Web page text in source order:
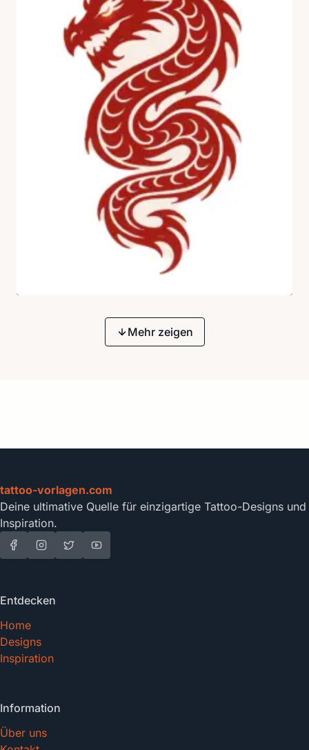
Mehr zeigen
tattoo-vorlagen.com
Deine ultimative Quelle für einzigartige Tattoo-Designs und
Inspiration.
Entdecken
Home
Designs
Inspiration
Information
Über uns